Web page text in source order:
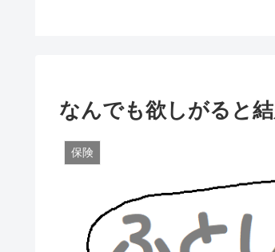
なんでも欲しがると
保険